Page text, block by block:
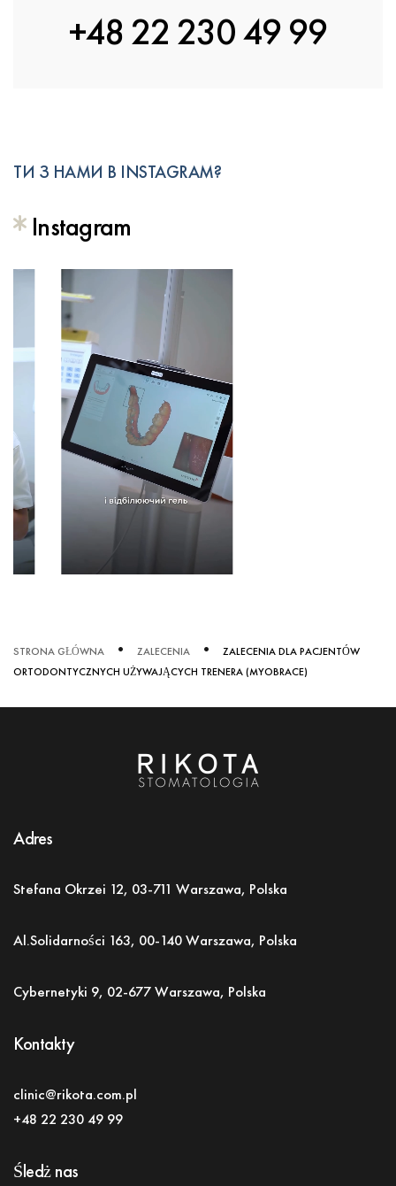
+48 22 230 49 99
ТИ З НАМИ В INSTAGRAM?
Instagram
13.07.2026
В
STRONA GŁÓWNA ZALECENIA
ZALECENIA DLA PACJENTÓW
ORTODONTYCZNYCH UŻYWAJĄCYCH TRENERA (MYOBRACE)
Adres
Stefana Okrzei 12, 03-711 Warszawa, Polska
Al.Solidarności 163, 00-140 Warszawa, Polska
Cybernetyki 9, 02-677 Warszawa, Polska
Kontakty
clinic@rikota.com.pl
+48 22 230 49 99
Śledż nas